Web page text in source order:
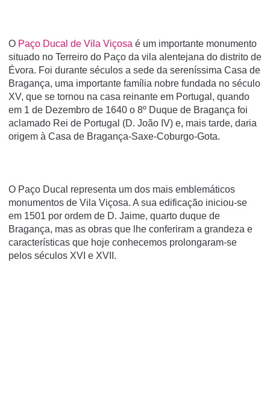
O Paço Ducal de Vila Viçosa é um importante monumento
situado no Terreiro do Paço da vila alentejana do distrito de
Évora. Foi durante séculos a sede da serení­ssima Casa de
Bragança, uma importante famí­lia nobre fundada no século
XV, que se tornou na casa reinante em Portugal, quando
em 1 de Dezembro de 1640 o 8º Duque de Bragança foi
aclamado Rei de Portugal (D. João IV) e, mais tarde, daria
origem à Casa de Bragança-Saxe-Coburgo-Gota.
O Paço Ducal representa um dos mais emblemáticos
monumentos de Vila Viçosa. A sua edificação iniciou-se
em 1501 por ordem de D. Jaime, quarto duque de
Bragança, mas as obras que lhe conferiram a grandeza e
características que hoje conhecemos prolongaram-se
pelos séculos XVI e XVII.